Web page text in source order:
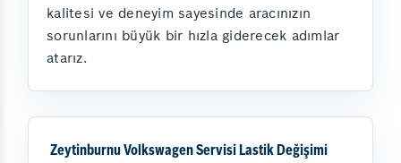
kalitesi ve deneyim sayesinde aracınızın
sorunlarını büyük bir hızla giderecek adımlar
atarız.
Zeytinburnu Volkswagen Servisi Lastik Değişimi